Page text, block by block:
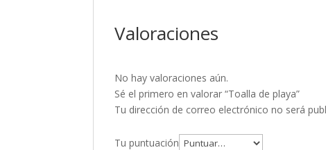
Valoraciones
No hay valoraciones aún.
Sé el primero en valorar “Toalla de playa”
Tu dirección de correo electrónico no será
Tu puntuación